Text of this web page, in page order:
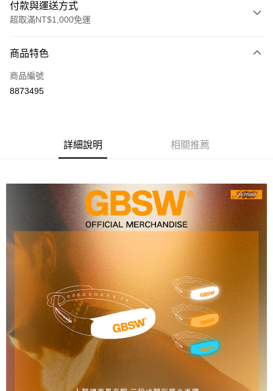
付款與運送方式
超取滿NT$1,000免運
信用卡一次付款
超商取貨付款
運送方式
全家取貨付款
每筆NT$65，滿NT$1,000(含以上)免運費
付款後全家取貨
每筆NT$65，滿NT$1,000(含以上)免運費
7-11取貨付款
每筆NT$65，滿NT$1,000(含以上)免運費
付款後7-11取貨
商品特色
商品編號
8873495
詳細說明 相關推薦